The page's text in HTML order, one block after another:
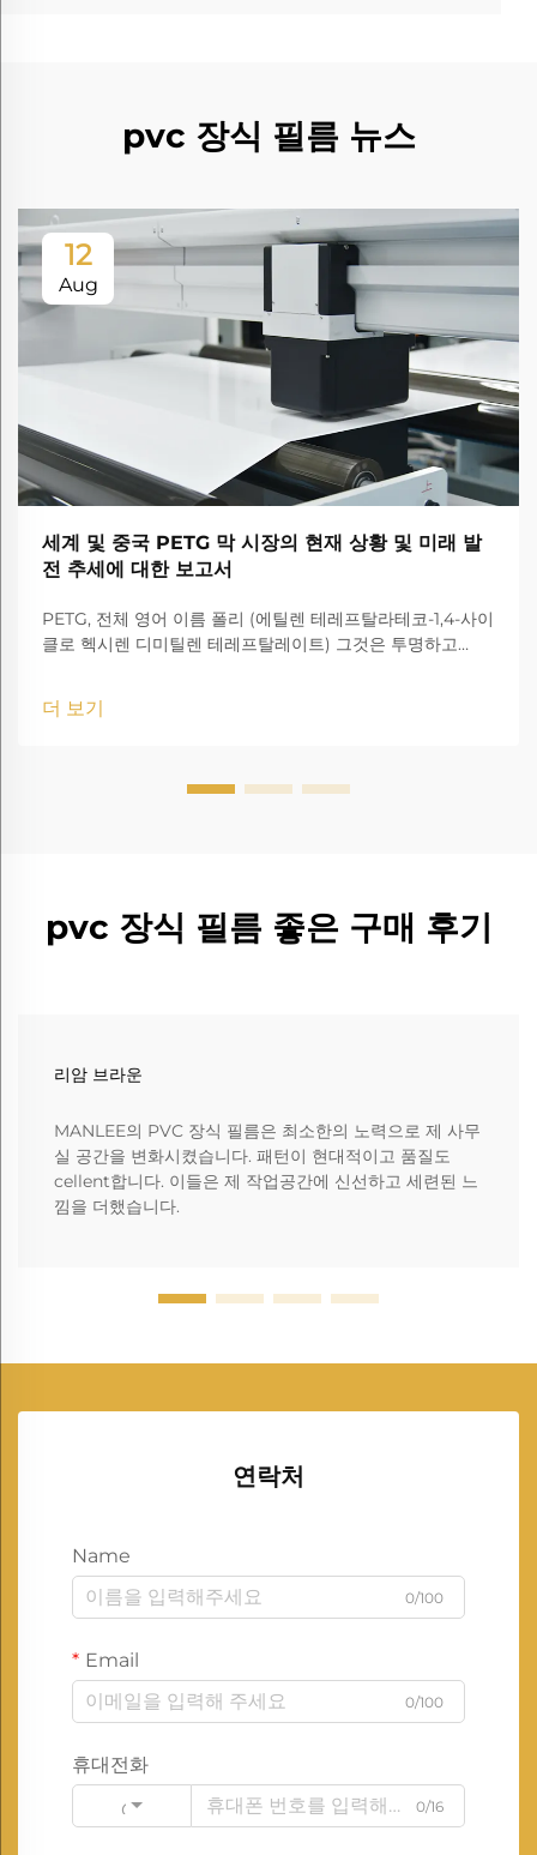
pvc 장식 필름 뉴스
12
Aug
세계 및 중국 PETG 막 시장의 현재 상황 및 미래 발
전 추세에 대한 보고서
PETG, 전체 영어 이름 폴리 (에틸렌 테레프탈라테코-1,4-사이
클로 헥시렌 디미틸렌 테레프탈레이트) 그것은 투명하고
더 보기
pvc 장식 필름 좋은 구매 후기
리암 브라운
MANLEE의 PVC 장식 필름은 최소한의 노력으로 제 사무
실 공간을 변화시켰습니다. 패턴이 현대적이고 품질도
cellent합니다. 이들은 제 작업공간에 신선하고 세련된 느
낌을 더했습니다.
연락처
Name
0/100
Email
0/100
휴대전화
Code
0/16